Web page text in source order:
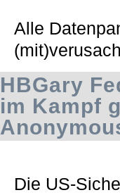
Alle
HBGary
im Kampf
Die US-